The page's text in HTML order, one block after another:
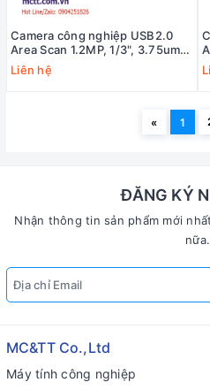
Camera công nghiệp USB2.0
Area Scan 1.2MP, 1/3", 3.75um,
1280x960, 39fps MindVision
MV-UBS130RC
Liên hệ
« 1
ĐĂNG KÝ
Nhận thông tin sản phẩm mới
nữa.
MC&TT Co.,Ltd
Máy tính công nghiệp